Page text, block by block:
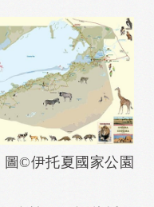
©伊托夏國家公園